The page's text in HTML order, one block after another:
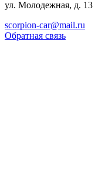
ул. Молодежная, д. 13
scorpion-car@mail.ru
Обратная связь